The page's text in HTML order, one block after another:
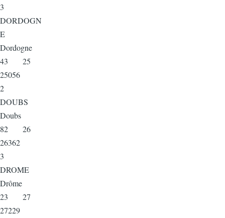
3
DORDOGN
E
Dordogne
43 25
25056
2
DOUBS
Doubs
82 26
26362
3
DROME
Drôme
23 27
27229